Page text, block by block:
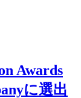
Awards
に選出